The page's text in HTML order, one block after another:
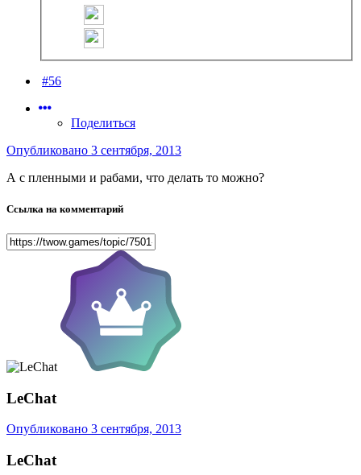
#56
Поделиться
Опубликовано 3 сентября, 2013
А с пленными и рабами, что делать то можно?
Ссылка на комментарий
LeChat
Опубликовано 3 сентября, 2013
LeChat